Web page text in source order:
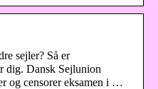
sejler? Så er
dig. Dansk Sejlunion
og censorer eksamen i …